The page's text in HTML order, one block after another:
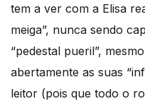
tem a ver com a Elisa
meiga”, nunca sendo
“pedestal pueril”,
abertamente as suas
leitor (pois que todo o